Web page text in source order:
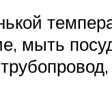
мыть